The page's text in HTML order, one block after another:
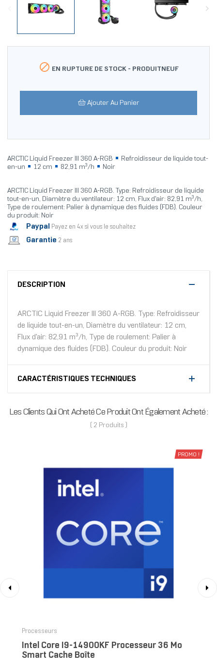
 EN RUPTURE DE STOCK - PRODUITNEUF
Ajouter Au Panier
ARCTIC Liquid Freezer III 360 A-RGB
Refroidisseur de liquide tout-
en-un
12 cm 82,91 m³/h Noir
ARCTIC Liquid Freezer III 360 A-RGB. Type: Refroidisseur de liquide
tout-en-un, Diamètre du ventilateur: 12 cm, Flux d'air: 82,91 m³/h,
Type de roulement: Palier à dynamique des fluides (FDB). Couleur
du produit: Noir
Paypal Payez en 4x si vous le souhaitez
Garantie 2 ans
DESCRIPTION
ARCTIC Liquid Freezer III 360 A-RGB. Type: Refroidisseur
de liquide tout-en-un, Diamètre du ventilateur: 12 cm,
Flux d'air: 82,91 m³/h, Type de roulement: Palier à
dynamique des fluides (FDB). Couleur du produit: Noir
CARACTÉRISTIQUES TECHNIQUES
Les Clients Qui Ont Acheté Ce Produit Ont Également Acheté :
( 2 Produits )
PROMO !
Processeurs
Intel Core I9-14900KF Processeur 36 Mo
Smart Cache Boîte